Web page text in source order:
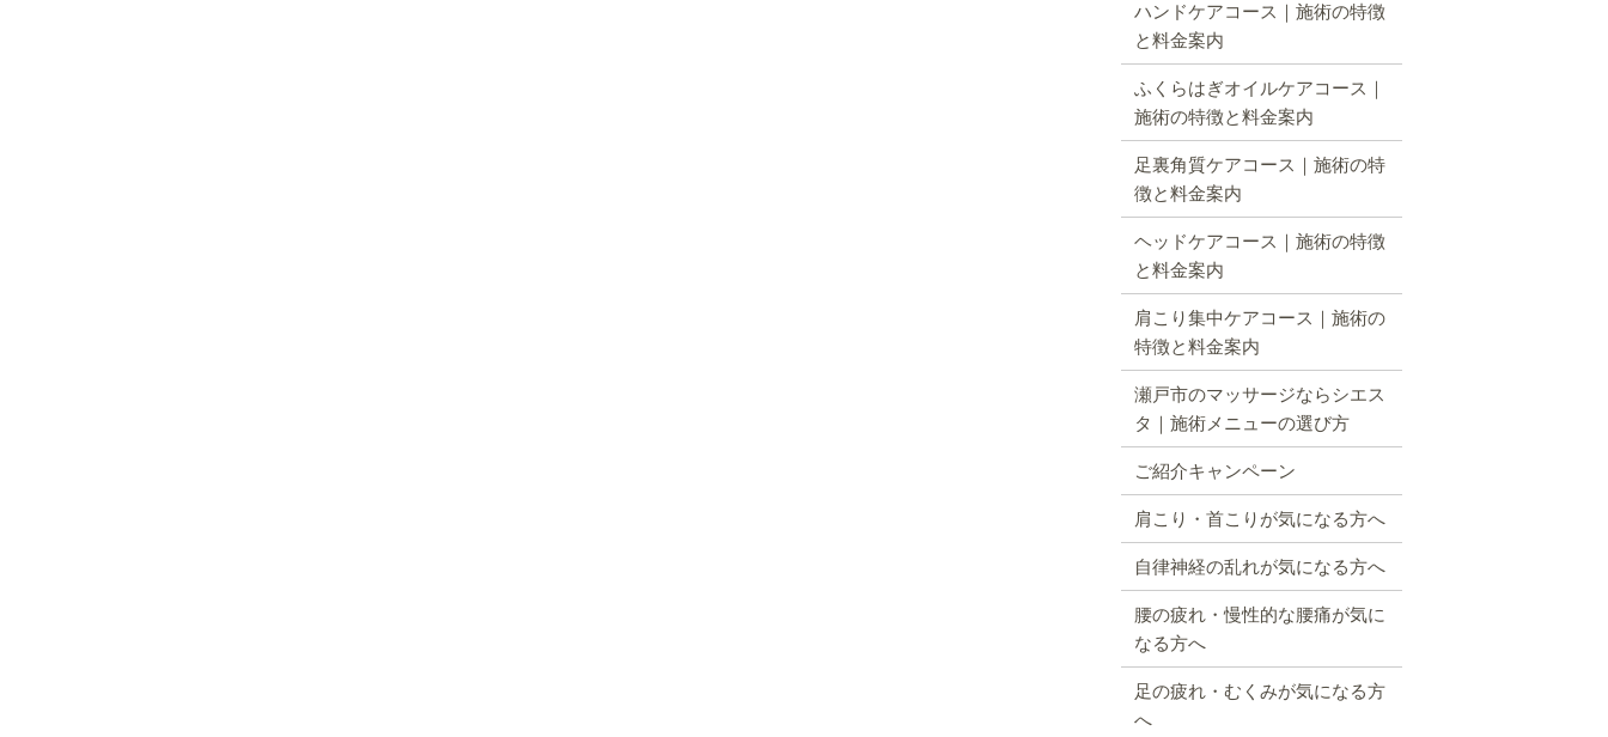
ハンドケアコース｜施術の特徴
と料金案内
ふくらはぎオイルケアコース｜
施術の特徴と料金案内
足裏角質ケアコース｜施術の特
徴と料金案内
ヘッドケアコース｜施術の特徴
と料金案内
肩こり集中ケアコース｜施術の
特徴と料金案内
瀬戸市のマッサージならシエス
タ｜施術メニューの選び方
ご紹介キャンペーン
肩こり・首こりが気になる方へ
自律神経の乱れが気になる方へ
腰の疲れ・慢性的な腰痛が気に
なる方へ
足の疲れ・むくみが気になる方
へ